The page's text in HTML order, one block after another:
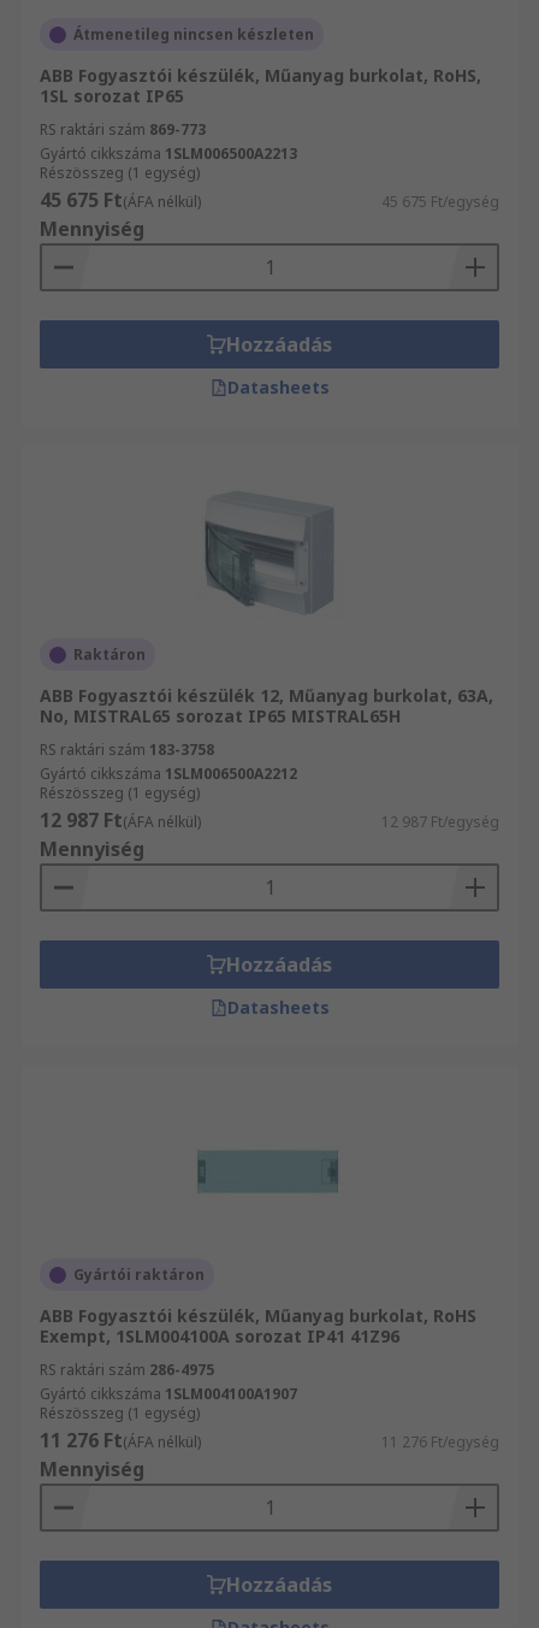
Átmenetileg nincsen készleten
ABB Fogyasztói készülék, Műanyag burkolat, RoHS,
1SL sorozat IP65
RS raktári szám 869-773
Gyártó cikkszáma 1SLM006500A2213
Részösszeg (1 egység)
45 675 Ft(ÁFA nélkül) 45 675 Ft/egység
Mennyiség
Hozzáadás
Datasheets
Raktáron
ABB Fogyasztói készülék 12, Műanyag burkolat, 63A,
No, MISTRAL65 sorozat IP65 MISTRAL65H
RS raktári szám 183-3758
Gyártó cikkszáma 1SLM006500A2212
Részösszeg (1 egység)
12 987 Ft(ÁFA nélkül) 12 987 Ft/egység
Mennyiség
Hozzáadás
Datasheets
Gyártói raktáron
ABB Fogyasztói készülék, Műanyag burkolat, RoHS
Exempt, 1SLM004100A sorozat IP41 41Z96
RS raktári szám 286-4975
Gyártó cikkszáma 1SLM004100A1907
Részösszeg (1 egység)
11 276 Ft(ÁFA nélkül) 11 276 Ft/egység
Mennyiség
Hozzáadás